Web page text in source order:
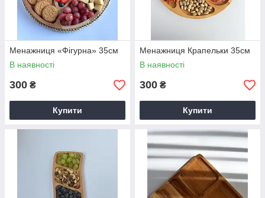
Менажниця «Фігурна» 35см
В наявності
300 ₴
Купити
Менажниця Крапельки 35см
В наявності
300 ₴
Купити